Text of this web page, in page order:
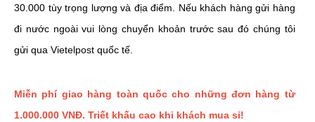
30.000 tùy trọng lượng và địa điểm. Nếu khách hàng gửi hàng
đi nước ngoài vui lòng chuyển khoản trước sau đó chúng tôi
gửi qua Vietelpost quốc tế.
Miễn phí giao hàng toàn quốc cho những đơn hàng từ
1.000.000 VNĐ. Triết khấu cao khi khách mua sỉ!